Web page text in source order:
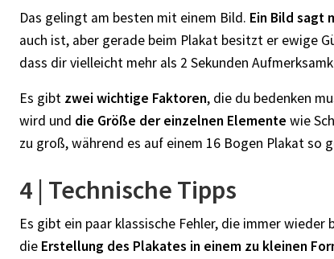
Das gelingt am besten mit einem Bild. Ein Bild sagt
auch ist, aber gerade beim Plakat besitzt er ewige
dass dir vielleicht mehr als 2 Sekunden
Es gibt zwei wichtige Faktoren, die du bedenken
wird und die Größe der einzelnen Elemente wie
zu groß, während es auf einem 16 Bogen Plakat so
4 | Technische Tipps
Es gibt ein paar klassische Fehler, die immer
die Erstellung des Plakates in einem zu kleinen